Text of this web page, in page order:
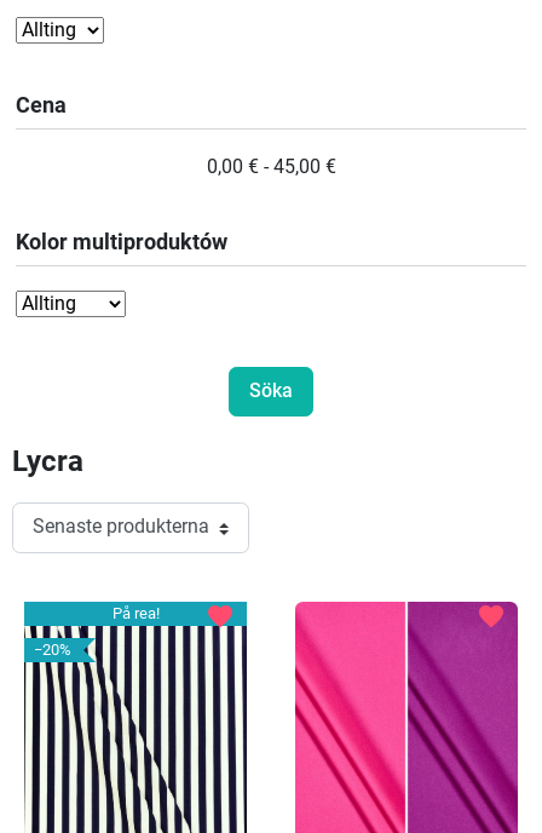
Cena
0,00 € - 45,00 €
Kolor multiproduktów
Lycra
På rea!
−20%
favorite favorite